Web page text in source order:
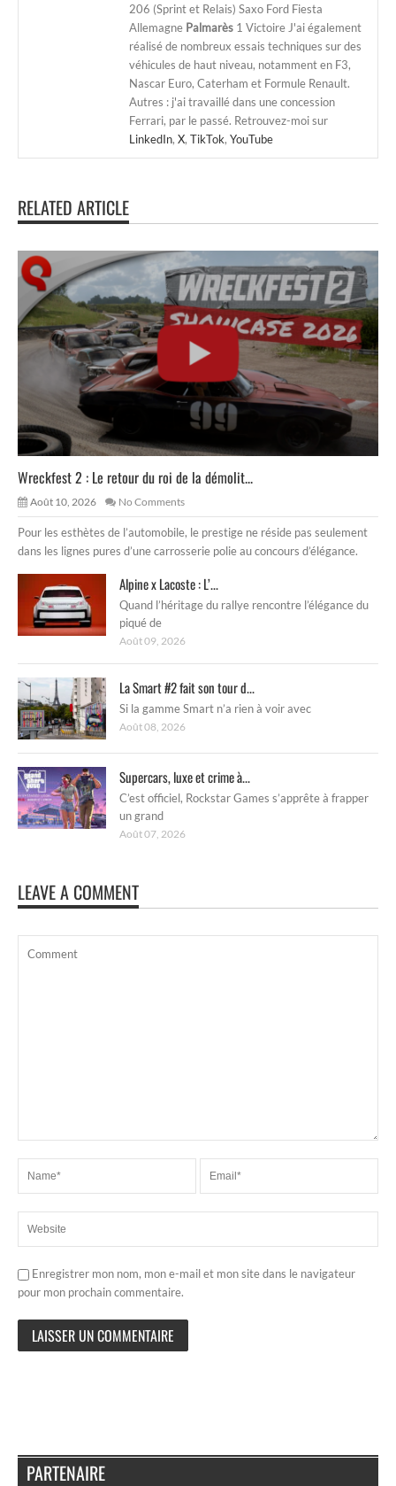
206 (Sprint et Relais) Saxo Ford Fiesta
Allemagne Palmarès 1 Victoire J'ai également
réalisé de nombreux essais techniques sur des
véhicules de haut niveau, notamment en F3,
Nascar Euro, Caterham et Formule Renault.
Autres : j'ai travaillé dans une concession
Ferrari, par le passé. Retrouvez-moi sur
LinkedIn, X, TikTok, YouTube
RELATED ARTICLE
Wreckfest 2 : Le retour du roi de la démolit...
Août 10, 2026 No Comments
Pour les esthètes de l’automobile, le prestige ne réside pas seulement
dans les lignes pures d’une carrosserie polie au concours d’élégance.
Alpine x Lacoste : L’...
Quand l’héritage du rallye rencontre l’élégance du
piqué de
Août 09, 2026
La Smart #2 fait son tour d...
Si la gamme Smart n’a rien à voir avec
Août 08, 2026
Supercars, luxe et crime à...
C’est officiel, Rockstar Games s’apprête à frapper
un grand
Août 07, 2026
LEAVE A COMMENT
Enregistrer mon nom, mon e-mail et mon site dans le navigateur
pour mon prochain commentaire.
PARTENAIRE